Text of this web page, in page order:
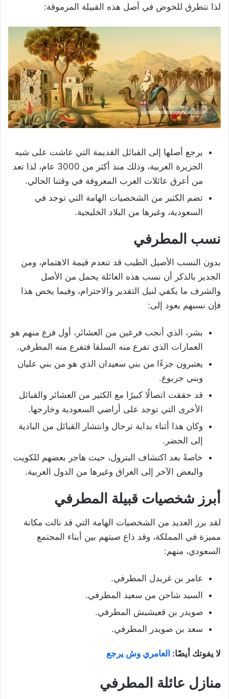
لذا نتطرق للخوض في أصل هذه القبيلة المرموقة:
يرجع أصلها إلى القبائل القديمة التي عاشت على شبه
الجزيرة العربية، وذلك منذ أكثر من 3000 عام، لذا تعد
من أعرق عائلات العرب المعروفة في وقتنا الحالي.
تضم الكثير من الشخصيات الهامة التي توجد في
السعودية، وغيرها من البلاد الخليجية.
نسب المطرفي
بدون النسب الأصيل الطيب قد تنعدم قيمة الاهتمام، ومن
الجدير بالذكر أن نسب هذه العائلة يحمل من الأصل
والشرف ما يكفي لنيل التقدير والاحترام، وفيما يخص هذا
فإن نسبهم يعود إلى:
بشر، الذي أنجب فرعين من العشائر، أول فرع منهم هو
العمارات الذي تفرع منه السلقا فتفرع منه المطرفي.
يعتبرون جزءًا من بني سعيدان الذي هو من بني عليان
وبني جربوع.
قد حققت اتصالًا كبيرًا مع الكثير من العشائر والقبائل
الأخرى التي توجد على أراضي السعودية وخارجها.
وكان هذا أثناء بداية ترحال وانتشار القبائل من البادية
إلى الحضر.
خاصةً بعد اكتشاف البترول، حيث هاجر بعضهم للكويت
والبعض الآخر إلى العراق وغيرها من الدول العربية.
أبرز شخصيات قبيلة المطرفي
لقد برز العديد من الشخصيات الهامة التي قد نالت مكانة
مميزة في المملكة، وقد ذاع صيتهم بين أبناء المجتمع
السعودي، منهم:
عامر بن غريدل المطرفي.
السيد شاحن من سعيد المطرفي.
صويدر بن قعيشيش المطرفي.
سعد بن صويدر المطرفي.
لا يفوتك أيضًا: العامري وش يرجع
منازل عائلة المطرفي